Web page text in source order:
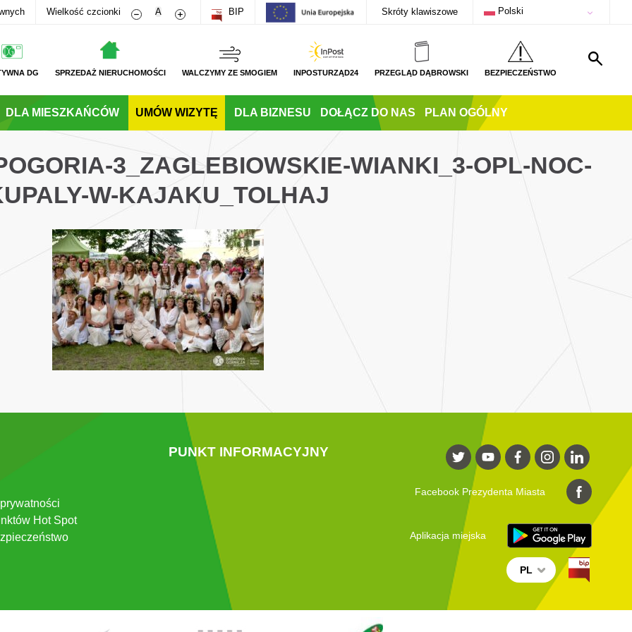
Wielkość czcionki Zmniejsz rozmiar czcionki
A Zwiększ rozmiar czcionki
BIP Skróty klawiszowe Polski
DG SPRZEDAŻ NIERUCHOMOŚCI WALCZYMY ZE SMOGIEM INPOSTURZĄD24 PRZEGLĄD DĄBROWSKI BEZPIECZEŃSTWO
DLA MIESZKAŃCÓW UMÓW WIZYTĘ DLA BIZNESU DOŁĄCZ DO NAS PLAN OGÓLNY
3_ZAGLEBIOWSKIE-WIANKI_3-OPL-NOC-
W-KAJAKU_TOLHAJ
Hot Spot
PUNKT INFORMACYJNY
Facebook Prezydenta Miasta
Aplikacja miejska
PL